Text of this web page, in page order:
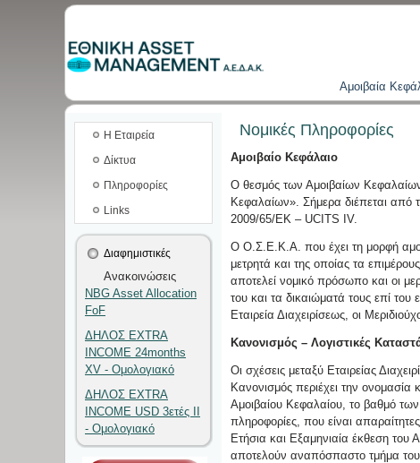
Aμοιβαία
Η Εταιρεία
Δίκτυα
Πληροφορίες
Links
Διαφημιστικές
Ανακοινώσεις
NBG Asset Allocation
FoF
ΔΗΛΟΣ EXTRA
INCOME 24months
XV - Ομολογιακό
ΔΗΛΟΣ EXTRA
INCOME USD 3ετές II
- Ομολογιακό
Νομικές Πληροφορίες
Αμοιβαίο Κεφάλαιο
Ο θεσμός των Αμοιβαίων
Κεφαλαίων». Σήμερα διέπεται από
2009/65/ΕΚ – UCITS IV.
Ο Ο.Σ.Ε.Κ.Α. που έχει τη μορφή
μετρητά και της οποίας τα
αποτελεί νομικό πρόσωπο και οι
του και τα δικαιώματά τους επί του
Εταιρεία Διαχειρίσεως, οι
Κανονισμός – Λογιστικές
Οι σχέσεις μεταξύ Εταιρείας
Κανονισμός περιέχει την ονομασία
Αμοιβαίου Κεφαλαίου, το βαθμό
πληροφορίες, που είναι
Ετήσια και Εξαμηνιαία έκθεση
αποτελούν αναπόσπαστο τμήμα του